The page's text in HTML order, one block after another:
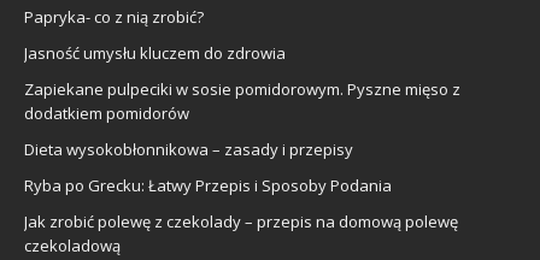
Papryka- co z nią zrobić?
Jasność umysłu kluczem do zdrowia
Zapiekane pulpeciki w sosie pomidorowym. Pyszne mięso z
dodatkiem pomidorów
Dieta wysokobłonnikowa – zasady i przepisy
Ryba po Grecku: Łatwy Przepis i Sposoby Podania
Jak zrobić polewę z czekolady – przepis na domową polewę
czekoladową